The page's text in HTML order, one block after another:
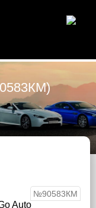
№90583КМ